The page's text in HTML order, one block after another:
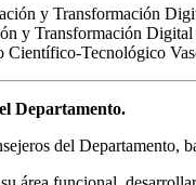
y Transformación
y Transformación
Científico-Tecnológico
Departamento.
del Departamento,